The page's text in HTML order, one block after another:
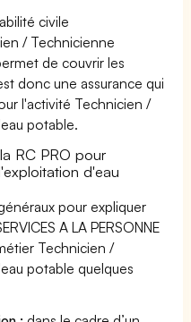
civile
/ Technicienne
de couvrir les
donc une assurance qui
l'activité Technicien /
potable.
RC PRO pour
d'eau
pour expliquer
A LA PERSONNE
Technicien /
potable quelques